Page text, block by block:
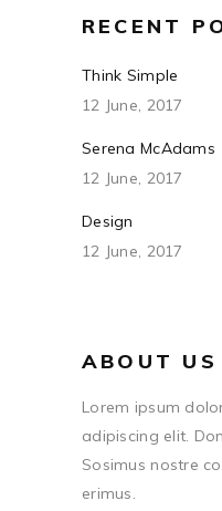
RECENT
Think Simple
12 June, 2017
Serena McAdams
12 June, 2017
Design
12 June, 2017
ABOUT US
Lorem ipsum
adipiscing elit.
Sosimus nostre
erimus.